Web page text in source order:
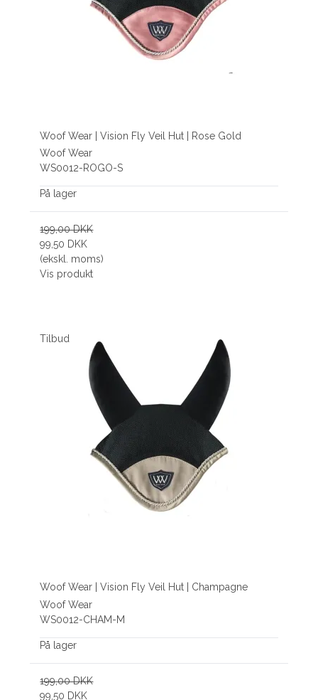
Woof Wear | Vision Fly Veil Hut | Rose Gold
Woof Wear
WS0012-ROGO-S
På lager
199,00 DKK
99,50 DKK
(ekskl. moms)
Vis produkt
Tilbud
Woof Wear | Vision Fly Veil Hut | Champagne
Woof Wear
WS0012-CHAM-M
På lager
199,00 DKK
99,50 DKK